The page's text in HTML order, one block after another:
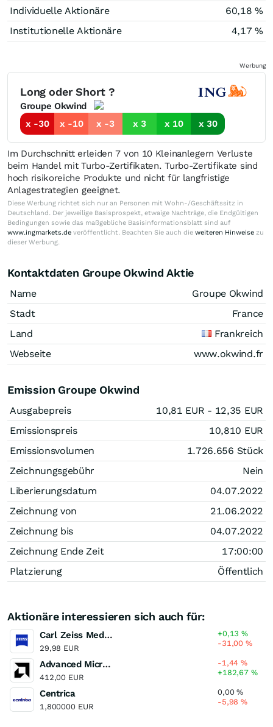
Individuelle Aktionäre
60,18 %
Institutionelle Aktionäre
4,17 %
Werbung
Long oder Short ?
Groupe Okwind
x -30
x -10 x -3 x 3 x 10 x 30
Im Durchschnitt erleiden 7 von 10 Kleinanlegern Verluste
beim Handel mit Turbo-Zertifikaten. Turbo-Zertifikate sind
hoch risikoreiche Produkte und nicht für langfristige
Anlagestrategien geeignet.
Diese Werbung richtet sich nur an Personen mit Wohn-/Geschäftssitz in
Deutschland. Der jeweilige Basisprospekt, etwaige Nachträge, die Endgültigen
Bedingungen sowie das maßgebliche Basisinformationsblatt sind auf
www.ingmarkets.de veröffentlicht. Beachten Sie auch die weiteren Hinweise zu
dieser Werbung.
Kontaktdaten Groupe Okwind Aktie
Name
Groupe Okwind
Stadt
France
Land
Frankreich
Webseite
www.okwind.fr
Emission Groupe Okwind
Ausgabepreis 10,81 EUR - 12,35 EUR
Emissionspreis
10,810 EUR
Emissionsvolumen
1.726.656 Stück
Zeichnungsgebühr
Nein
Liberierungsdatum
04.07.2022
Zeichnung von
21.06.2022
Zeichnung bis
04.07.2022
Zeichnung Ende Zeit
17:00:00
Platzierung
Öffentlich
Aktionäre interessieren sich auch für:
Carl Zeiss Meditec
29,98 EUR
+0,13%
-31,00%
Advanced Micro Devices
412,00 EUR
-1,44%
+182,67 %
Centrica
1,800000 EUR
0,00%
-5,98%